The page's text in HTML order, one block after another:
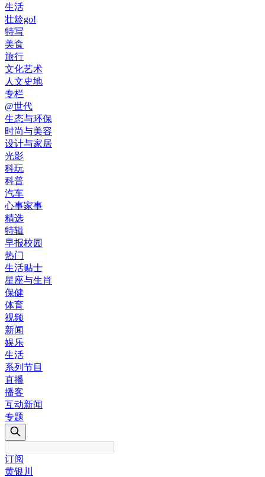
生活
壮龄go!
特写
美食
旅行
文化艺术
人文史地
专栏
@世代
生态与环保
时尚与美容
设计与家居
光影
科玩
科普
汽车
心事家事
精选
特辑
早报校园
热门
生活贴士
星座与生肖
保健
体育
视频
新闻
娱乐
生活
系列节目
直播
播客
互动新闻
专题
订阅
黄银川